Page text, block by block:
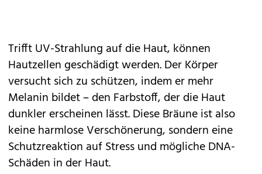
Trifft UV-Strahlung auf die Haut, können
Hautzellen geschädigt werden. Der Körper
versucht sich zu schützen, indem er mehr
Melanin bildet – den Farbstoff, der die Haut
dunkler erscheinen lässt. Diese Bräune ist also
keine harmlose Verschönerung, sondern eine
Schutzreaktion auf Stress und mögliche DNA-
Schäden in der Haut.